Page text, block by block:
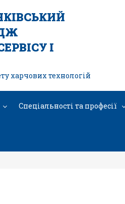
І
харчових технологій
Спеціальності та професії